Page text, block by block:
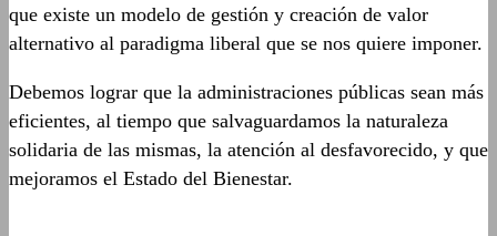
que existe un modelo de gestión y creación de valor
alternativo al paradigma liberal que se nos quiere imponer.
Debemos lograr que la administraciones públicas sean más
eficientes, al tiempo que salvaguardamos la naturaleza
solidaria de las mismas, la atención al desfavorecido, y que
mejoramos el Estado del Bienestar.